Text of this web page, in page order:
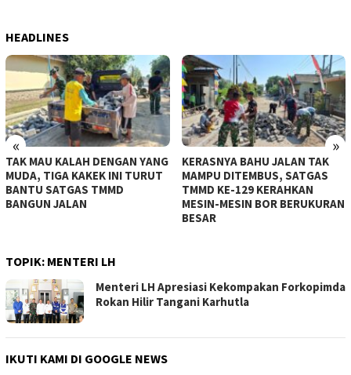
HEADLINES
« »
TAK MAU KALAH DENGAN YANG
MUDA, TIGA KAKEK INI TURUT
BANTU SATGAS TMMD
BANGUN JALAN
KERASNYA BAHU JALAN TAK
MAMPU DITEMBUS, SATGAS
TMMD KE-129 KERAHKAN
MESIN-MESIN BOR BERUKURAN
BESAR
TOPIK: MENTERI LH
Menteri LH Apresiasi Kekompakan Forkopimda
Rokan Hilir Tangani Karhutla
IKUTI KAMI DI GOOGLE NEWS